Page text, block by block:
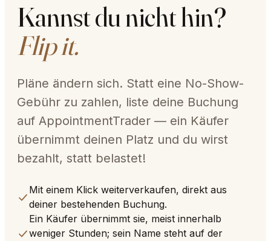
Kannst du nicht hin?
Flip it.
Pläne ändern sich. Statt eine No-Show-
Gebühr zu zahlen, liste deine Buchung
auf AppointmentTrader — ein Käufer
übernimmt deinen Platz und du wirst
bezahlt, statt belastet!
Mit einem Klick weiterverkaufen, direkt aus
deiner bestehenden Buchung.
Ein Käufer übernimmt sie, meist innerhalb
weniger Stunden; sein Name steht auf der